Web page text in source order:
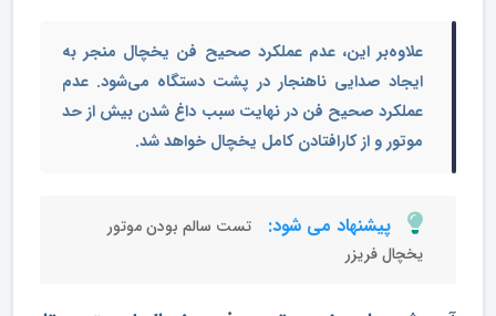
علاوه‌بر این، عدم عملکرد صحیح فن یخچال منجر به
ایجاد صدایی ناهنجار در پشت دستگاه می‌شود. عدم
عملکرد صحیح فن در نهایت سبب داغ شدن بیش از حد
موتور و از کارافتادن کامل یخچال خواهد شد.
پیشنهاد می شود:
تست سالم بودن موتور
یخچال فریزر